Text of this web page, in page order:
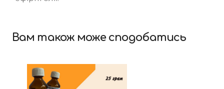
Вам також може сподобатись